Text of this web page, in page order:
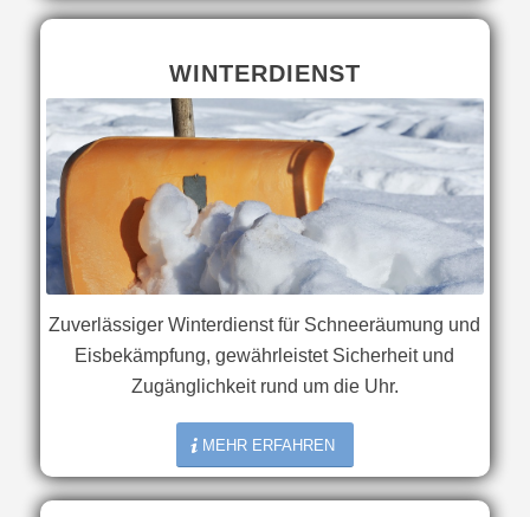
WINTERDIENST
Zuverlässiger Winterdienst für Schneeräumung und
Eisbekämpfung, gewährleistet Sicherheit und
Zugänglichkeit rund um die Uhr.
MEHR ERFAHREN